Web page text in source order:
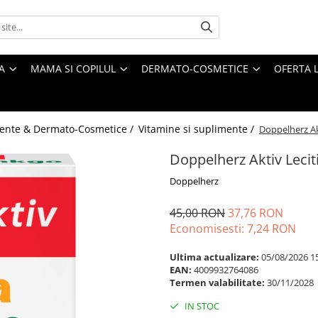
MAMA SI COPILUL DERMATO-COSMETICE OFERTA
& Dermato-Cosmetice / Vitamine si suplimente / Doppelherz
Doppelherz Aktiv
Doppelherz
45,00 RON37,76 RON
Economisesti: 7,24 RON
Ultima actualizare: 05/08/2026
EAN: 4009932764086
Termen valabilitate: 30/11/2028
IN STOC